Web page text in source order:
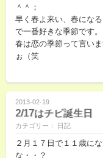
＾＾；
早く春よ来い、春にな
で一番好きな季節です。
春は恋の季節って言い
ぉ（笑
2013-02-19
2/17はチビ誕生日
カテゴリー： 日記
２月１７日で１１歳に
な・・？